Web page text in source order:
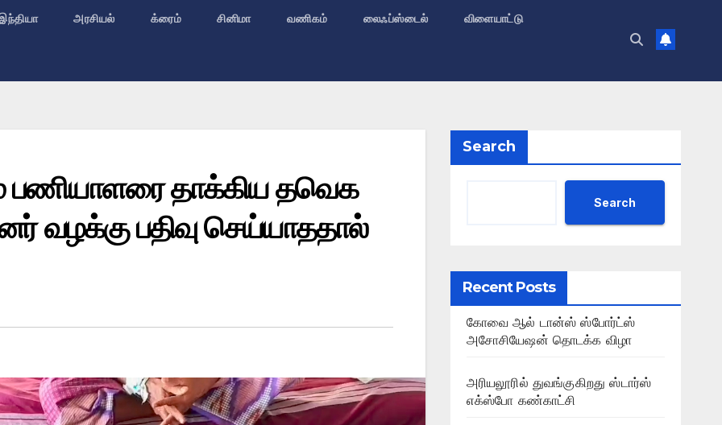
அரசியல் க்ரைம் சினிமா வணிகம் லைஃப்ஸ்டைல் விளையாட்டு
பணியாளரை தாக்கிய தவெக
வழக்கு பதிவு செய்யாததால்
Search
Search
Recent Posts
கோவை ஆல் டான்ஸ் ஸ்போர்ட்ஸ்
அசோசியேஷன் தொடக்க விழா
அரியலூரில் துவங்குகிறது ஸ்டார்ஸ்
எக்ஸ்போ கண்காட்சி